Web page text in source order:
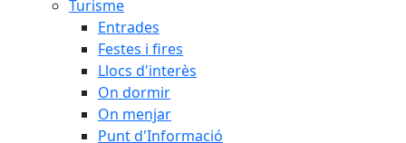
Turisme
Entrades
Festes i fires
Llocs d'interès
On dormir
On menjar
Punt d'Informació